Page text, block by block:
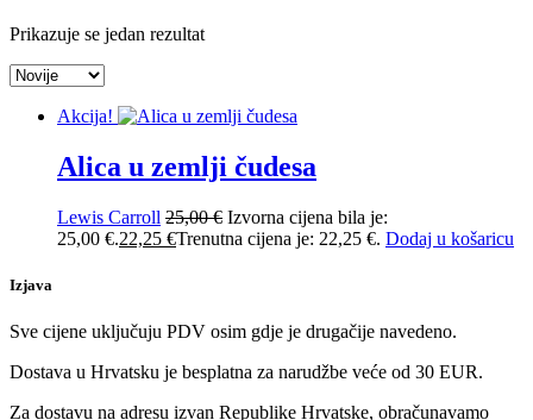
Prikazuje se jedan rezultat
Akcija!
Alica u zemlji čudesa
Lewis Carroll 25,00€ Izvorna cijena bila je:
25,00 €.22,25 €Trenutna cijena je: 22,25 €. Dodaj u košaricu
Izjava
Sve cijene uključuju PDV osim gdje je drugačije navedeno.
Dostava u Hrvatsku je besplatna za narudžbe veće od 30 EUR.
Za dostavu na adresu izvan Republike Hrvatske, obračunavamo